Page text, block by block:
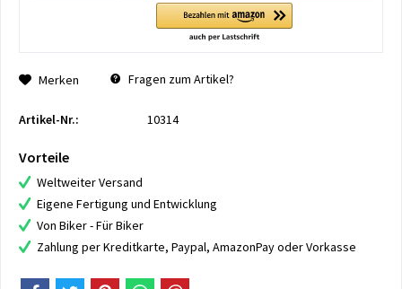
Merken Fragen zum Artikel?
Artikel-Nr.: 10314
Vorteile
Weltweiter Versand
Eigene Fertigung und Entwicklung
Von Biker - Für Biker
Zahlung per Kreditkarte, Paypal, AmazonPay oder Vorkasse